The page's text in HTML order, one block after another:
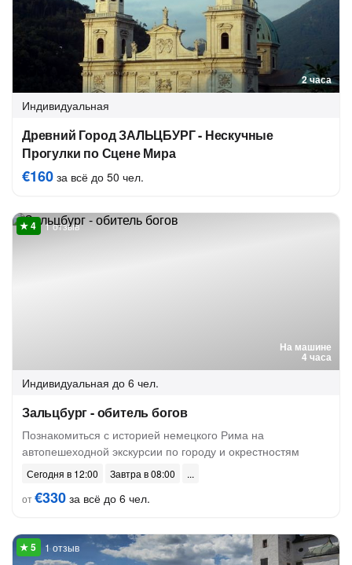
2 часа
Индивидуальная
Древний Город ЗАЛЬЦБУРГ - Нескучные
Прогулки по Сцене Мира
€160 за всё до 50 чел.
На машине
4 часа
1 отзыв
Индивидуальная до 6 чел.
Зальцбург - обитель богов
Познакомиться с историей немецкого Рима на
автопешеходной экскурсии по городу и окрестностям
Сегодня в 12:00
Завтра в 08:00
от€330 за всё до 6 чел.
1 отзыв